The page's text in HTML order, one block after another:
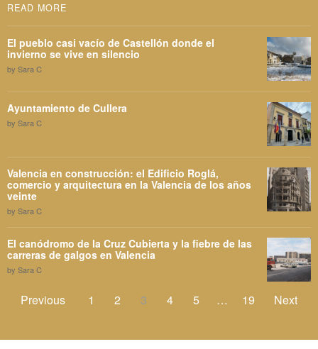
READ MORE
El pueblo casi vacío de Castellón donde el
invierno se vive en silencio
by Sara C
Ayuntamiento de Cullera
by Sara C
Valencia en construcción: el Edificio Roglá,
comercio y arquitectura en la Valencia de los años
veinte
by Sara C
El canódromo de la Cruz Cubierta y la fiebre de las
carreras de galgos en Valencia
by Sara C
Previous 1 2 3 4 5 … 19 Next